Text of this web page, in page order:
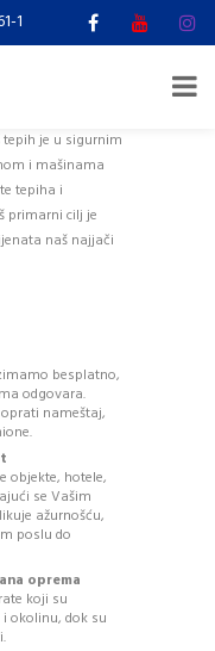
1
tepih je u sigurnim
i mašinama
tepiha i
primarni cilj je
naš najjači
besplatno,
odgovara.
nameštaj,
objekte, hotele,
se Vašim
ažurnošću,
poslu do
oprema
koji su
okolinu, dok su